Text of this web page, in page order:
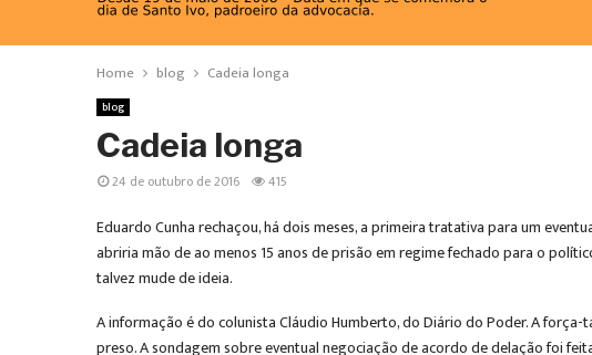
Home blog Cadeia longa
blog
Cadeia longa
24 de outubro de 2016 415
Eduardo Cunha rechaçou, há dois meses, a primeira tratativa para um
abriria mão de ao menos 15 anos de prisão em regime fechado para o
talvez mude de ideia.
A informação é do colunista Cláudio Humberto, do Diário do Poder. A
preso. A sondagem sobre eventual negociação de acordo de delação foi